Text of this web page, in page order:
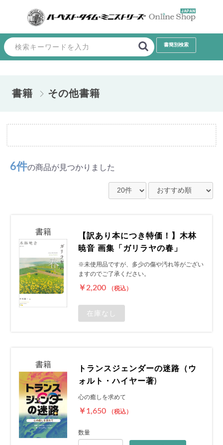
書籍 その他書籍
6件の商品が見つかりました
書籍
【訳あり本につき特価！】木林
暁音 画集「ガリラヤの春」
※未使用品ですが、多少の傷や汚れ等がござい
ますのでご了承ください。
￥2,200 （税込）
在庫なし
書籍
トランスジェンダーの迷路（ウ
ォルト・ハイヤー著)
心の癒しを求めて
￥1,650 （税込）
数量